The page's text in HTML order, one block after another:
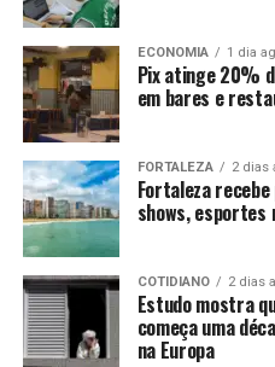
ECONOMIA 1 dia
Pix atinge 20%
em bares e
FORTALEZA 2 dias
Fortaleza
shows,
COTIDIANO 2 dias
Estudo mostra
começa uma
na Europa